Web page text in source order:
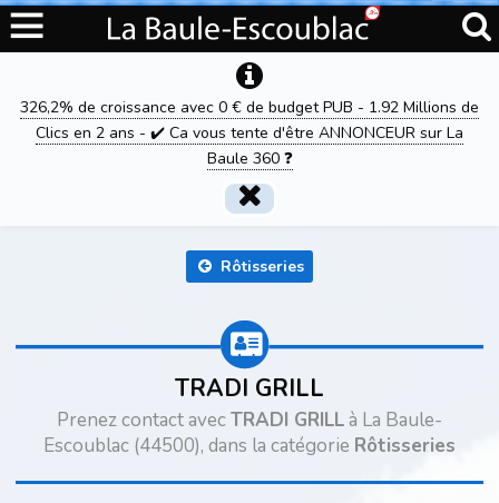
326,2% de croissance avec 0 € de budget PUB - 1.92 Millions de
Clics en 2 ans - ✔️ Ca vous tente d'être ANNONCEUR sur La
Baule 360 ❓
Rôtisseries
TRADI GRILL
Prenez contact avecTRADI GRILLà La Baule-
Escoublac (44500), dans la catégorie Rôtisseries